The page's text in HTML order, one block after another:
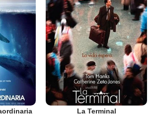
La Terminal